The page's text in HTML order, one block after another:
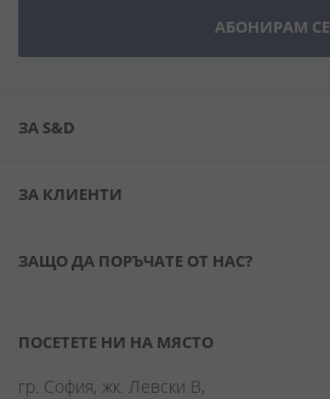
АБОНИРАМ СЕ
ЗА S&D
ЗА КЛИЕНТИ
ЗАЩО ДА ПОРЪЧАТЕ ОТ НАС?
ПОСЕТЕТЕ НИ НА МЯСТО
гр. София, жк. Левски В,